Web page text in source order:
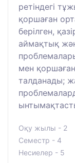
ретіндегі
қоршаған
берілген,
аймақтық
мен
талданады;
Оқу жылы - 2
Семестр - 4
Несиелер - 5